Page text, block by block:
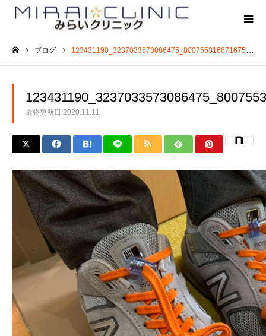
ブログ 123431190_3237033573086475_800755316871675854_n
最終更新日 2020.11.11